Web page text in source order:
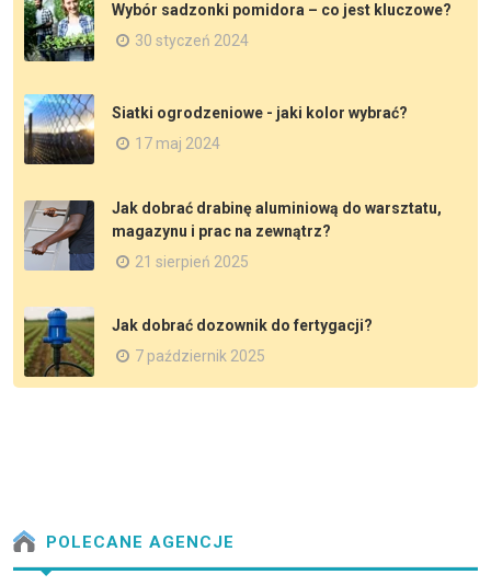
Wybór sadzonki pomidora – co jest kluczowe?
30 styczeń 2024
Siatki ogrodzeniowe - jaki kolor wybrać?
17 maj 2024
Jak dobrać drabinę aluminiową do warsztatu,
magazynu i prac na zewnątrz?
21 sierpień 2025
Jak dobrać dozownik do fertygacji?
7 październik 2025
POLECANE AGENCJE